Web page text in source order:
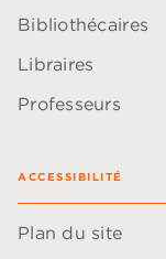
Bibliothécaires
Libraires
Professeurs
ACCESSIBILITÉ
Plan du site